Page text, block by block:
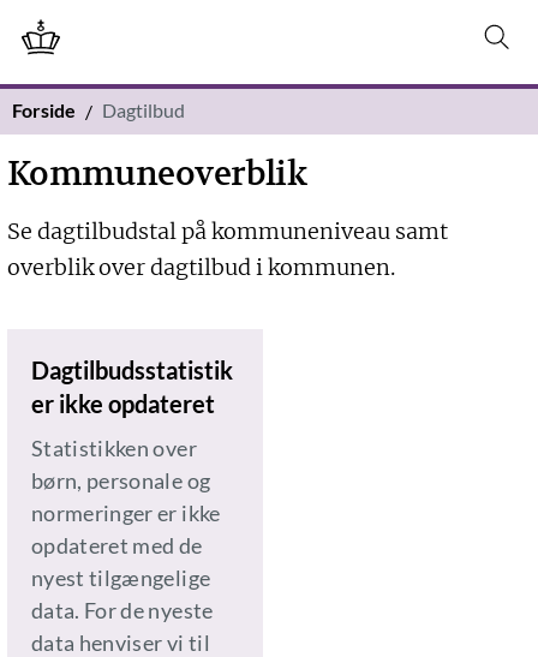
Forside Dagtilbud
Kommuneoverblik
Se dagtilbudstal på kommuneniveau samt
overblik over dagtilbud i kommunen.
Dagtilbudsstatistik
er ikke opdateret
Statistikken over
børn, personale og
normeringer er ikke
opdateret med de
nyest tilgængelige
data. For de nyeste
data henviser vi til